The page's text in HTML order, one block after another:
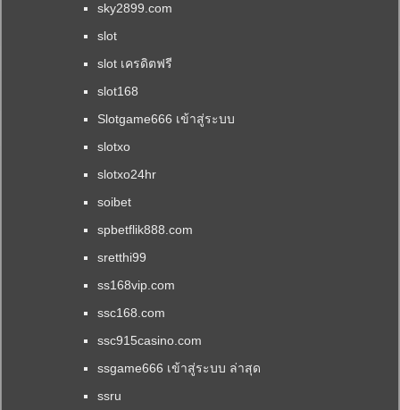
sky2899.com
slot
slot เครดิตฟรี
slot168
Slotgame666 เข้าสู่ระบบ
slotxo
slotxo24hr
soibet
spbetflik888.com
sretthi99
ss168vip.com
ssc168.com
ssc915casino.com
ssgame666 เข้าสู่ระบบ ล่าสุด
ssru